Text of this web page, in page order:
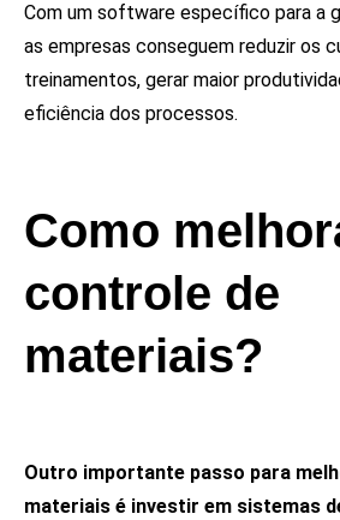
Com um software específico para a
as empresas conseguem reduzir os
treinamentos, gerar maior
eficiência dos processos.
Como
controle de
materiais?
Outro importante passo para
materiais é investir em sistemas